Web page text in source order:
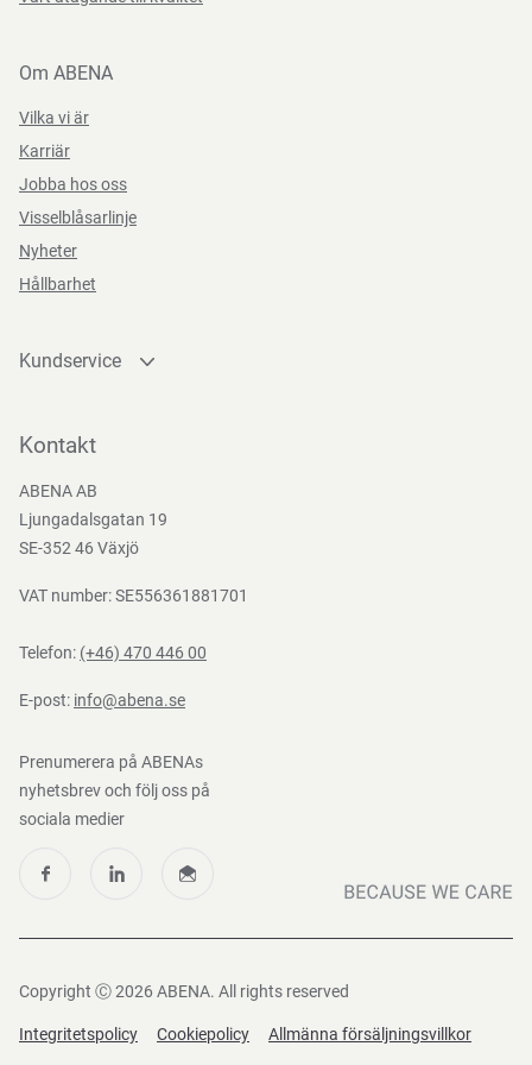
Om ABENA
Vilka vi är
Karriär
Jobba hos oss
Visselblåsarlinje
Nyheter
Hållbarhet
Kundservice
Bli kund
Nedladdningar
Kontakt
ABENA AB
Ljungadalsgatan 19
SE-352 46 Växjö
VAT number: SE556361881701
Telefon: (+46) 470 446 00
E-post: info@abena.se
Prenumerera på ABENAs
nyhetsbrev och följ oss på
sociala medier
Copyright Ⓒ 2026 ABENA. All rights reserved
Integritetspolicy Cookiepolicy Allmänna försäljningsvillkor